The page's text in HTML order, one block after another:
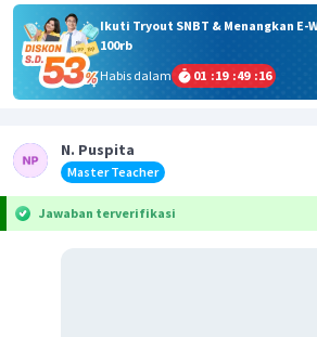
Ikuti Tryout SNBT & Menangkan E-
100rb
Habis dalam
01 :19 :49 :16
N. Puspita
Master Teacher
Jawaban terverifikasi